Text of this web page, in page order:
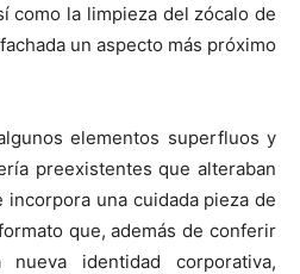
como la limpieza del zócalo de
un aspecto más próximo
elementos superfluos y
preexistentes que alteraban
incorpora una cuidada pieza de
que, además de conferir
identidad corporativa,